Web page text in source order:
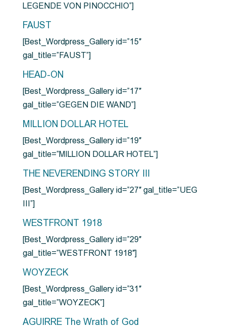
LEGENDE VON PINOCCHIO”]
FAUST
[Best_Wordpress_Gallery id=”15″
gal_title=”FAUST”]
HEAD-ON
[Best_Wordpress_Gallery id=”17″
gal_title=”GEGEN DIE WAND”]
MILLION DOLLAR HOTEL
[Best_Wordpress_Gallery id=”19″
gal_title=”MILLION DOLLAR HOTEL”]
THE NEVERENDING STORY III
[Best_Wordpress_Gallery id=”27″ gal_title=”UEG
III”]
WESTFRONT 1918
[Best_Wordpress_Gallery id=”29″
gal_title=”WESTFRONT 1918″]
WOYZECK
[Best_Wordpress_Gallery id=”31″
gal_title=”WOYZECK”]
AGUIRRE The Wrath of God